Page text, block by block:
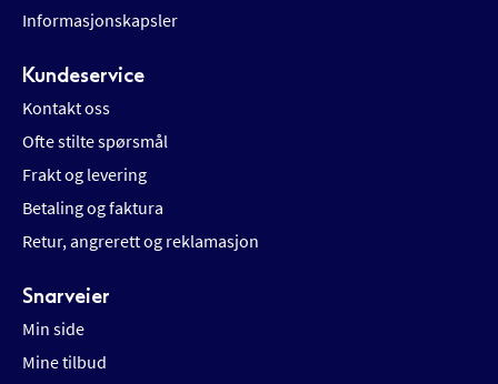
Informasjonskapsler
Kundeservice
Kontakt oss
Ofte stilte spørsmål
Frakt og levering
Betaling og faktura
Retur, angrerett og reklamasjon
Snarveier
Min side
Mine tilbud